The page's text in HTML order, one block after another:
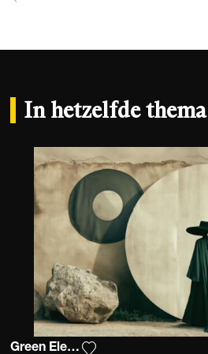
In hetzelfde thema
Green Elegance